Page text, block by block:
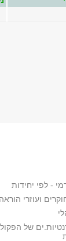
- לפי יחידות
ועוזרי הוראה
של